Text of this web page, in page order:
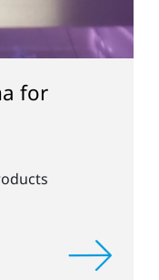
プラズマト
PFASフリーコーテ